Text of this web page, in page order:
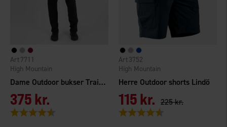
Dame Outdoor bukser Trail Pro 4W
High Mountain
7711
375 kr.
Vurdering:
Herre Outdoor shorts Lindö
High Mountain
3752
115 kr. 225 kr.
Vurdering: